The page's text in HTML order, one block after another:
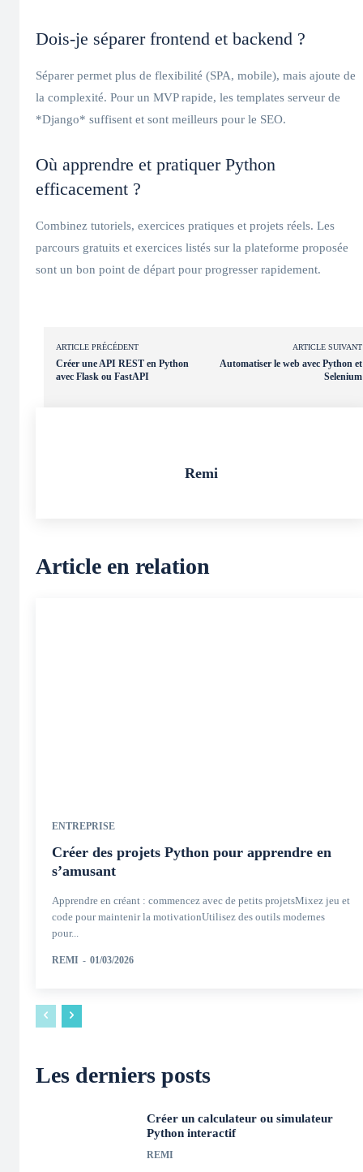
Dois‑je séparer frontend et backend ?
Séparer permet plus de flexibilité (SPA, mobile), mais ajoute de
la complexité. Pour un MVP rapide, les templates serveur de
*Django* suffisent et sont meilleurs pour le SEO.
Où apprendre et pratiquer Python
efficacement ?
Combinez tutoriels, exercices pratiques et projets réels. Les
parcours gratuits et exercices listés sur la plateforme proposée
sont un bon point de départ pour progresser rapidement.
ARTICLE PRÉCÉDENT
Créer une API REST en Python
avec Flask ou FastAPI
ARTICLE SUIVANT
Automatiser le web avec Python et
Selenium
Remi
Article en relation
ENTREPRISE
Créer des projets Python pour apprendre en
s’amusant
Apprendre en créant : commencez avec de petits projetsMixez jeu et
code pour maintenir la motivationUtilisez des outils modernes
pour...
REMI - 01/03/2026
Les derniers posts
Créer un calculateur ou simulateur
Python interactif
REMI